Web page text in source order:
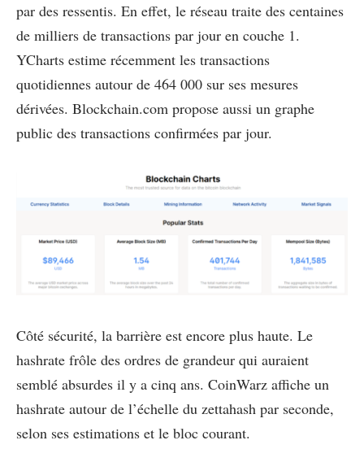
par des ressentis. En effet, le réseau traite des centaines
de milliers de transactions par jour en couche 1.
YCharts estime récemment les transactions
quotidiennes autour de 464 000 sur ses mesures
dérivées. Blockchain.com propose aussi un graphe
public des transactions confirmées par jour.
Côté sécurité, la barrière est encore plus haute. Le
hashrate frôle des ordres de grandeur qui auraient
semblé absurdes il y a cinq ans. CoinWarz affiche un
hashrate autour de l’échelle du zettahash par seconde,
selon ses estimations et le bloc courant.